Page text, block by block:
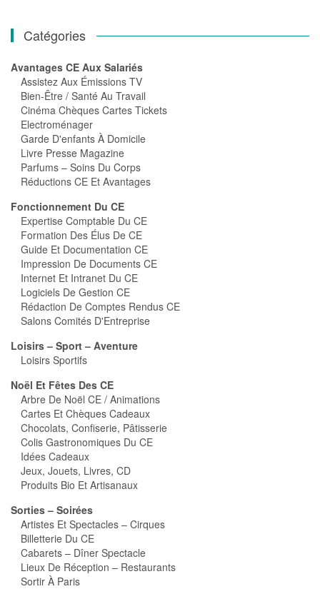
Catégories
Avantages CE Aux Salariés
Assistez Aux Émissions TV
Bien-Être / Santé Au Travail
Cinéma Chèques Cartes Tickets
Electroménager
Garde D'enfants À Domicile
Livre Presse Magazine
Parfums – Soins Du Corps
Réductions CE Et Avantages
Fonctionnement Du CE
Expertise Comptable Du CE
Formation Des Élus De CE
Guide Et Documentation CE
Impression De Documents CE
Internet Et Intranet Du CE
Logiciels De Gestion CE
Rédaction De Comptes Rendus CE
Salons Comités D'Entreprise
Loisirs – Sport – Aventure
Loisirs Sportifs
Noël Et Fêtes Des CE
Arbre De Noël CE / Animations
Cartes Et Chèques Cadeaux
Chocolats, Confiserie, Pâtisserie
Colis Gastronomiques Du CE
Idées Cadeaux
Jeux, Jouets, Livres, CD
Produits Bio Et Artisanaux
Sorties – Soirées
Artistes Et Spectacles – Cirques
Billetterie Du CE
Cabarets – Dîner Spectacle
Lieux De Réception – Restaurants
Sortir À Paris